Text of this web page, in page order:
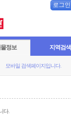
로그인
정보 지역검색
모바일 검색페이지입니다.
다.